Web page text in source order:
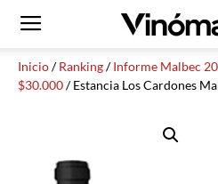
Inicio/Ranking/Informe Malbec
$30.000/ Estancia Los Cardones